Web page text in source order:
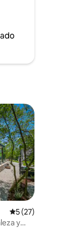
Si
y su
Calificación
5 (27)
y